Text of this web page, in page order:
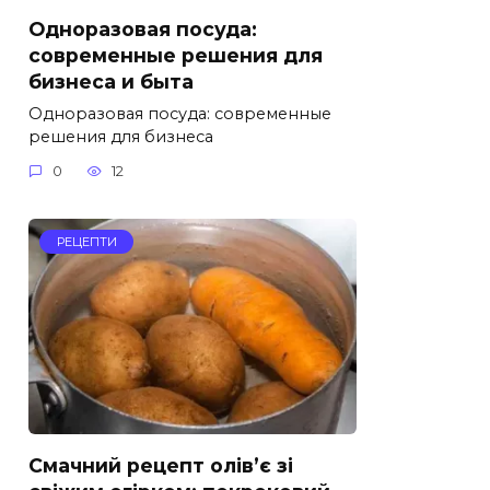
Одноразовая посуда:
современные решения для
бизнеса и быта
Одноразовая посуда: современные
решения для бизнеса
0 12
РЕЦЕПТИ
Смачний рецепт олів’є зі